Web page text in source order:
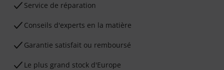
Service de réparation
Conseils d'experts en la matière
Garantie satisfait ou remboursé
Le plus grand stock d'Europe